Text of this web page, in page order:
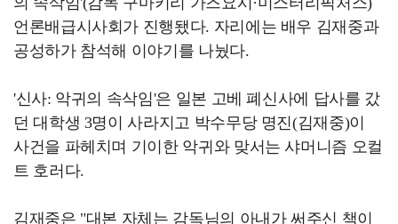
언론배급시사회가 진행됐다. 자리에는 배우 김재중과
공성하가 참석해 이야기를 나눴다.
'신사: 악귀의 속삭임'은 일본 고베 폐신사에 답사를 갔
던 대학생 3명이 사라지고 박수무당 명진(김재중)이
사건을 파헤치며 기이한 악귀와 맞서는 샤머니즘 오컬
트 호러다.
김재중은 "대본 자체는 감독님의 아내가 써주신 책이